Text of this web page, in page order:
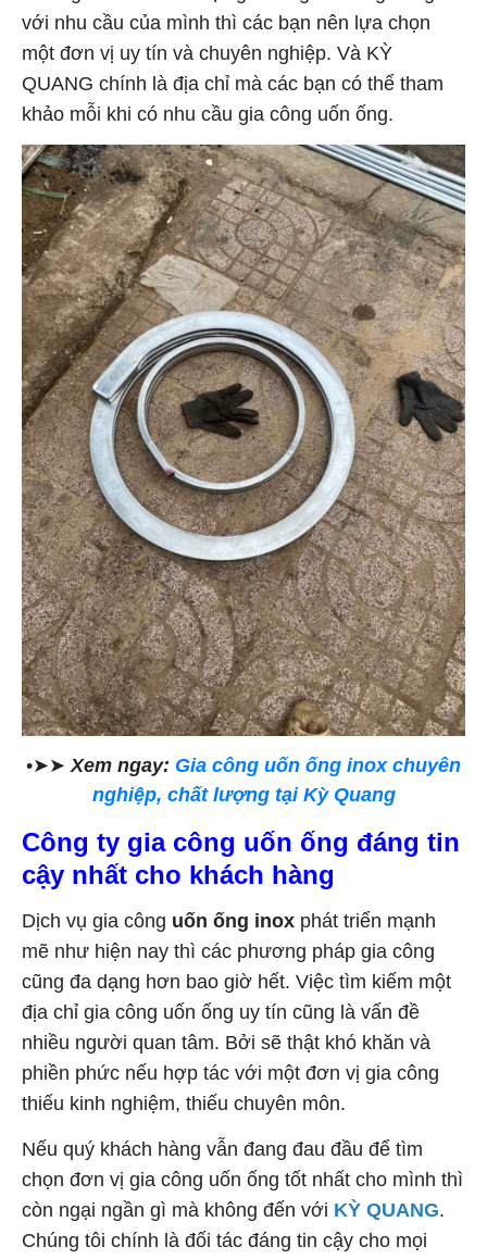
với nhu cầu của mình thì các bạn nên lựa chọn
một đơn vị uy tín và chuyên nghiệp. Và KỲ
QUANG chính là địa chỉ mà các bạn có thể tham
khảo mỗi khi có nhu cầu gia công uốn ống.
•➤➤Xem ngay: Gia công uốn ống inox chuyên
nghiệp, chất lượng tại Kỳ Quang
Công ty gia công uốn ống đáng tin
cậy nhất cho khách hàng
Dịch vụ gia công uốn ống inox phát triển mạnh
mẽ như hiện nay thì các phương pháp gia công
cũng đa dạng hơn bao giờ hết. Việc tìm kiếm một
địa chỉ gia công uốn ống uy tín cũng là vấn đề
nhiều người quan tâm. Bởi sẽ thật khó khăn và
phiền phức nếu hợp tác với một đơn vị gia công
thiếu kinh nghiệm, thiếu chuyên môn.
Nếu quý khách hàng vẫn đang đau đầu để tìm
chọn đơn vị gia công uốn ống tốt nhất cho mình thì
còn ngại ngần gì mà không đến với KỲ QUANG.
Chúng tôi chính là đối tác đáng tin cậy cho mọi